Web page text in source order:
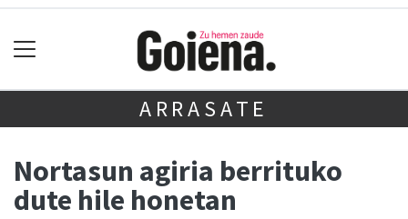
ARRASATE
Nortasun agiria berrituko
dute hile honetan